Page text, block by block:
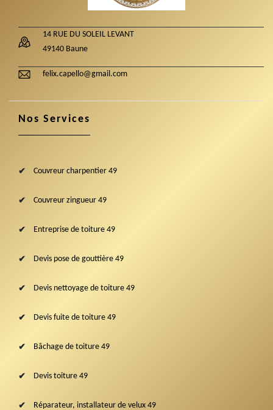
14 RUE DU SOLEIL LEVANT
49140 Baune
felix.capello@gmail.com
Nos Services
Couvreur charpentier 49
Couvreur zingueur 49
Entreprise de toiture 49
Devis pose de gouttière 49
Devis nettoyage de toiture 49
Devis fuite de toiture 49
Bâchage de toiture 49
Devis toiture 49
Réparateur, installateur de velux 49